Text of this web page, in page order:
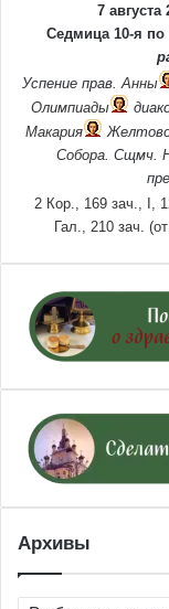
7 августа
Седмица 10-я по
Успение прав. Анны
Олимпиады
Макария
Собора. Сщмч.
2 Кор., 169 зач., I,
Гал., 210 зач.
Архивы